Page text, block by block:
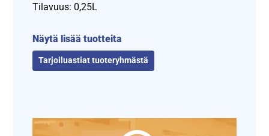
Tilavuus: 0,25L
Näytä lisää tuotteita
Tarjoiluastiat tuoteryhmästä